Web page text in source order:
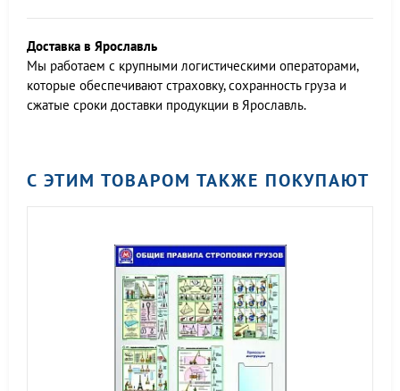
Доставка в Ярославль
Мы работаем c крупными логистическими операторами,
которые обеспечивают страховку, сохранность груза и
сжатые сроки доставки продукции в Ярославль.
С ЭТИМ ТОВАРОМ ТАКЖЕ ПОКУПАЮТ